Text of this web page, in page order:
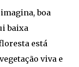
boa
baixa
está
viva e